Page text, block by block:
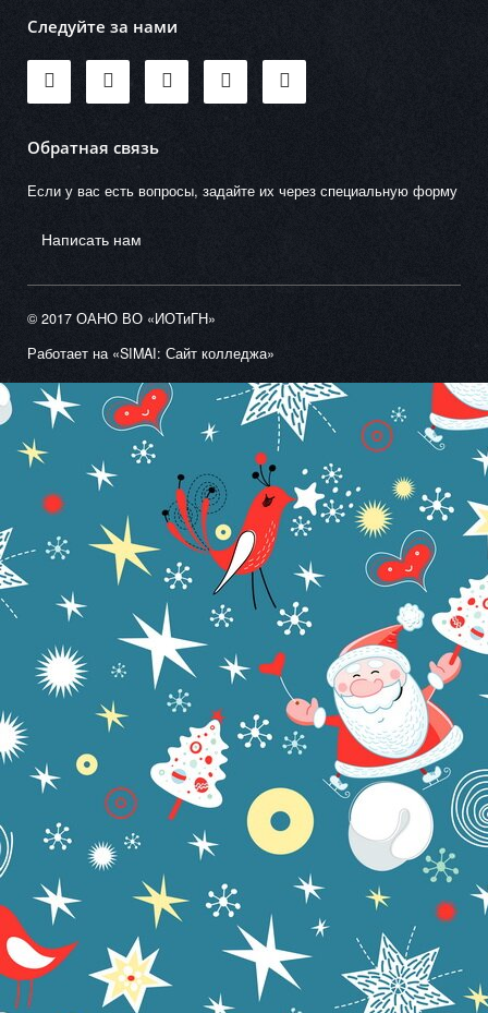
Следуйте за нами
Обратная связь
Если у вас есть вопросы, задайте их через специальную форму
Написать нам
© 2017 ОАНО ВО «ИОТиГН»
Работает на «SIMAI: Сайт колледжа»